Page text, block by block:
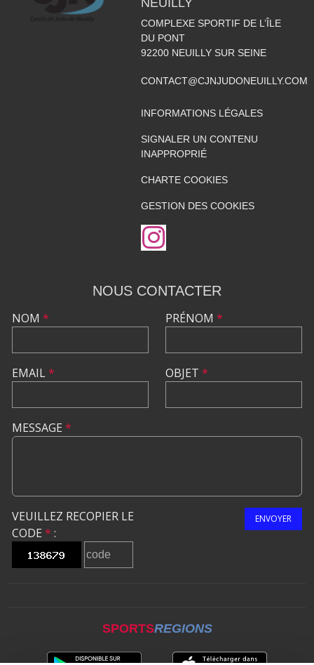
NEUILLY
COMPLEXE SPORTIF DE L’ÎLE
DU PONT
92200 NEUILLY SUR SEINE
CONTACT@CJNJUDONEUILLY.COM
INFORMATIONS LÉGALES
SIGNALER UN CONTENU
INAPPROPRIÉ
CHARTE COOKIES
GESTION DES COOKIES
NOUS CONTACTER
NOM *
EMAIL*
PRÉNOM *
OBJET *
MESSAGE *
VEUILLEZ RECOPIER LE
CODE * :
ENVOYER
SPORTSREGIONS